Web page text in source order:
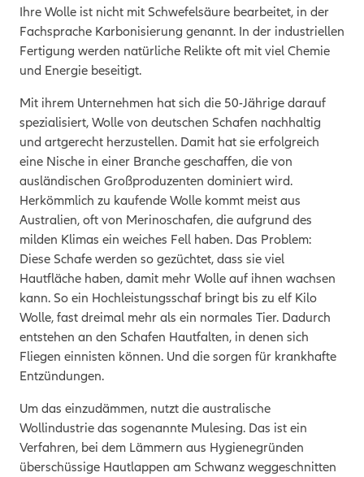
Ihre Wolle ist nicht mit Schwefelsäure bearbeitet, in der
Fachsprache Karbonisierung genannt. In der industriellen
Fertigung werden natürliche Relikte oft mit viel Chemie
und Energie beseitigt.
Mit ihrem Unternehmen hat sich die 50-Jährige darauf
spezialisiert, Wolle von deutschen Schafen nachhaltig
und artgerecht herzustellen. Damit hat sie erfolgreich
eine Nische in einer Branche geschaffen, die von
ausländischen Großproduzenten dominiert wird.
Herkömmlich zu kaufende Wolle kommt meist aus
Australien, oft von Merinoschafen, die aufgrund des
milden Klimas ein weiches Fell haben. Das Problem:
Diese Schafe werden so gezüchtet, dass sie viel
Hautfläche haben, damit mehr Wolle auf ihnen wachsen
kann. So ein Hochleistungsschaf bringt bis zu elf Kilo
Wolle, fast dreimal mehr als ein normales Tier. Dadurch
entstehen an den Schafen Hautfalten, in denen sich
Fliegen einnisten können. Und die sorgen für krankhafte
Entzündungen.
Um das einzudämmen, nutzt die australische
Wollindustrie das sogenannte Mulesing. Das ist ein
Verfahren, bei dem Lämmern aus Hygienegründen
überschüssige Hautlappen am Schwanz weggeschnitten